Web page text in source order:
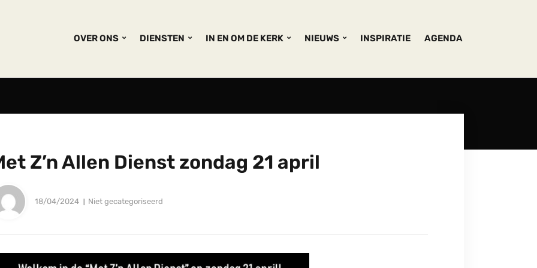
OVER ONS DIENSTEN IN EN OM DE KERK NIEUWS INSPIRATIE AGENDA
Z’n Allen Dienst zondag 21 april
18/04/2024 Niet gecategoriseerd